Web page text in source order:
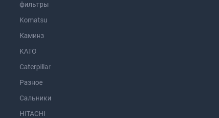
фильтры
Komatsu
Каминз
KATO
Caterpillar
Разное
Сальники
HITACHI